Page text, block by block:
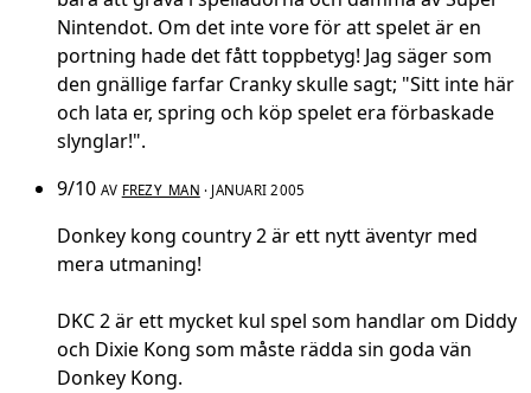
Nintendot. Om det inte vore för att spelet är en
portning hade det fått toppbetyg! Jag säger som
den gnällige farfar Cranky skulle sagt; "Sitt inte här
och lata er, spring och köp spelet era förbaskade
slynglar!".
9/10 AV FREZY_MAN · JANUARI 2005
Donkey kong country 2 är ett nytt äventyr med
mera utmaning!
DKC 2 är ett mycket kul spel som handlar om Diddy
och Dixie Kong som måste rädda sin goda vän
Donkey Kong.